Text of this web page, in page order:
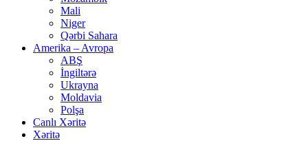
Mali
Niger
Qərbi Sahara
Amerika – Avropa
ABŞ
İngiltərə
Ukrayna
Moldavia
Polşa
Canlı Xəritə
Xəritə